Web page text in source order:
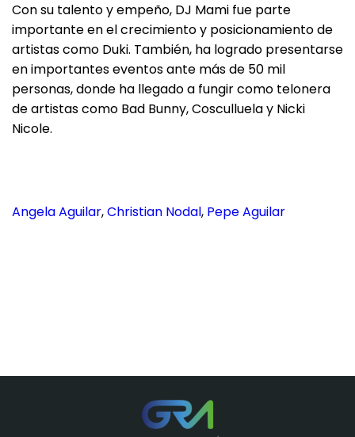
Con su talento y empeño, DJ Mami fue parte
importante en el crecimiento y posicionamiento de
artistas como Duki. También, ha logrado presentarse
en importantes eventos ante más de 50 mil
personas, donde ha llegado a fungir como telonera
de artistas como Bad Bunny, Cosculluela y Nicki
Nicole.
Angela Aguilar, Christian Nodal, Pepe Aguilar